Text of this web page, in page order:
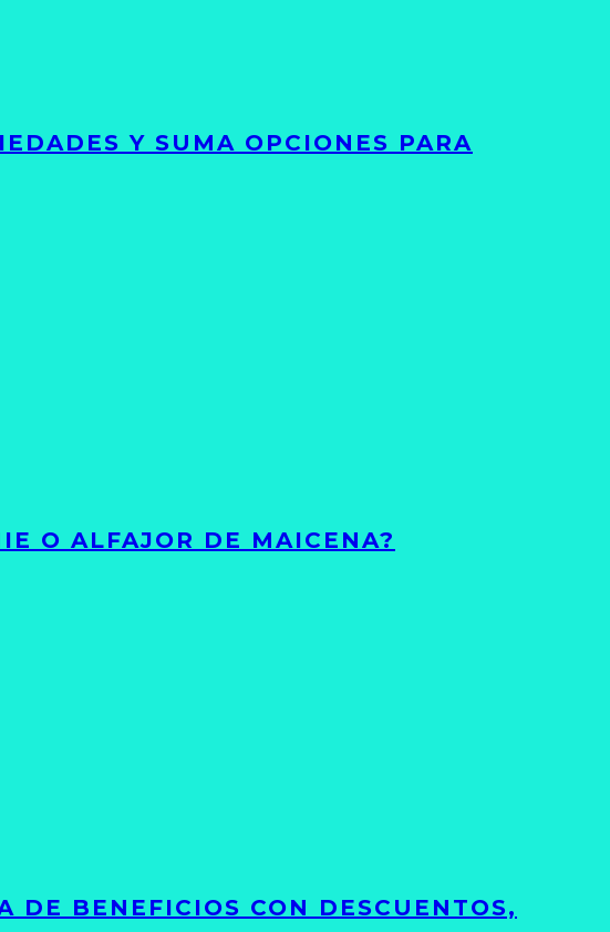
Y SUMA OPCIONES PARA
O ALFAJOR DE MAICENA?
DE BENEFICIOS CON DESCUENTOS,